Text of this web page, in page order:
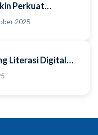
Perkuat
Ekosistem
2025
Literasi Digital
Pelaku Usaha,